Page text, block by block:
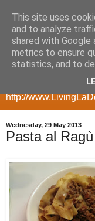
my
a blog with room for
gadgets,
ecommerce, etc for
http://
Wednesday, 29 May 2013
Pasta al
This site uses
and to analyze
shared with
metrics to ensure
statistics, and to